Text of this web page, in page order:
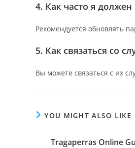
4. Как часто я
Рекомендуется обновлять
5. Как связаться со
Вы можете связаться с их
YOU MIGHT ALSO LIKE
Tragaperras Online